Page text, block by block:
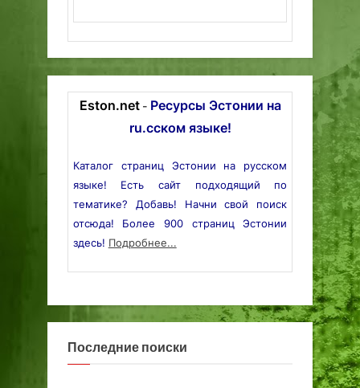
Eston.net- Ресурсы Эстонии на
ru.сском языке!
Каталог страниц Эстонии на русском
языке! Есть сайт подходящий по
тематике? Добавь! Начни свой поиск
отсюда! Более 900 страниц Эстонии
здесь! Подробнее...
Последние поиски